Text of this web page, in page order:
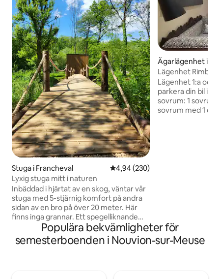
Stuga i Francheval 4,94 av 5 i genomsnittligt
4,94 (230)
Lyxig stuga mitt i naturen
Inbäddad i hjärtat av en skog, väntar vår
stuga med 5-stjärnig komfort på andra
sidan av en bro på över 20 meter. Här
finns inga grannar. Ett spegelliknande
fönster ger dig en fantastisk utsikt över
ett lugnt och avkopplande landskap,
utan att du behöver oroa dig för att bli
Ägarlägenhet i
Mézières
Lägenhet
centrum
Lägenhet 1:a och
parkera din bil i
sovrum: 1 sovrum
sovrum med 1
Populära bekvämligheter för
semesterboenden i Nouvion-sur-Meuse